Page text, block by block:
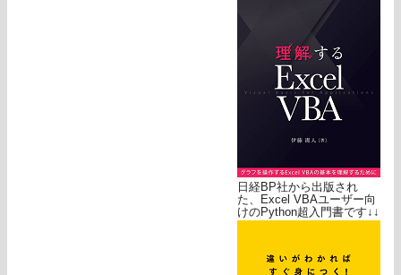
日経BP社から出版され
た、Excel VBAユーザー向
けのPython超入門書です↓↓